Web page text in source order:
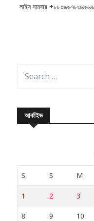
লাইন নাম্বার
আর্কাইভ
S S M
1 2 3
8 9 10